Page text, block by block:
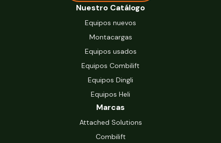
Nuestro Catálogo
Equipos nuevos
Montacargas
Equipos usados
Equipos Combilift
Equipos Dingli
Equipos Heli
Marcas
Attached Solutions
Combilift